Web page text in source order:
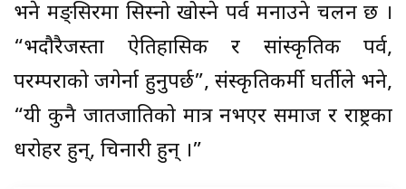
भने मङ्सिरमा सिस्नो खोस्ने पर्व मनाउने चलन छ ।
“भदौरैजस्ता ऐतिहासिक र सांस्कृतिक पर्व,
परम्पराको जगेर्ना हुनुपर्छ”, संस्कृतिकर्मी घर्तीले भने,
“यी कुनै जातजातिको मात्र नभएर समाज र राष्ट्रका
धरोहर हुन्, चिनारी हुन् ।”